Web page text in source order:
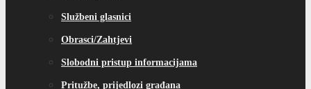
Službeni glasnici
Obrasci/Zahtjevi
Slobodni pristup informacijama
Pritužbe, prijedlozi građana